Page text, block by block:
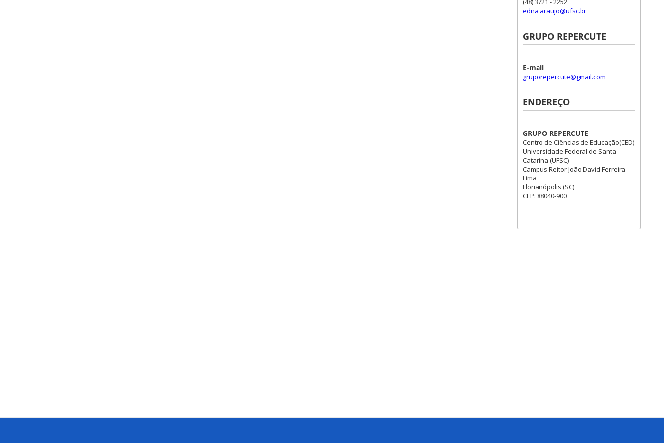
(48) 3721 - 2252
edna.araujo@ufsc.br
GRUPO REPERCUTE
E-mail
gruporepercute@gmail.com
ENDEREÇO
GRUPO REPERCUTE
Centro de Ciências de Educação(CED)
Universidade Federal de Santa
Catarina (UFSC)
Campus Reitor João David Ferreira
Lima
Florianópolis (SC)
CEP: 88040-900